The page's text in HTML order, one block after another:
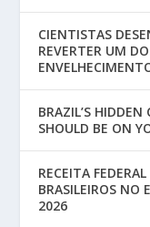
CIENTISTAS
REVERTER UM
BRAZIL’S
SHOULD BE ON
RECEITA
BRASILEIROS NO
2026